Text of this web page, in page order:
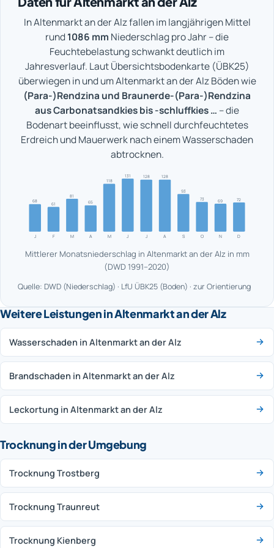
In Altenmarkt an der Alz fallen im langjährigen Mittel
rund 1086 mm Niederschlag pro Jahr – die
Feuchtebelastung schwankt deutlich im
Jahresverlauf. Laut Übersichtsbodenkarte (ÜBK25)
überwiegen in und um Altenmarkt an der Alz Böden wie
(Para-)Rendzina und Braunerde-(Para-)Rendzina
aus Carbonatsandkies bis -schluffkies … – die
Bodenart beeinflusst, wie schnell durchfeuchtetes
Erdreich und Mauerwerk nach einem Wasserschaden
abtrocknen.
J
68
F
61
M
81
A
65
M
118
J
131
J
128
A
128
S
93
O
73
N
69
D
72
Mittlerer Monatsniederschlag in Altenmarkt an der Alz in mm
(DWD 1991–2020)
Quelle: DWD (Niederschlag) · LfU ÜBK25 (Boden) · zur Orientierung
Weitere Leistungen in Altenmarkt an der Alz
Wasserschaden in Altenmarkt an der Alz
Brandschaden in Altenmarkt an der Alz
Leckortung in Altenmarkt an der Alz
Trocknung in der Umgebung
Trocknung Trostberg
Trocknung Traunreut
Trocknung Kienberg